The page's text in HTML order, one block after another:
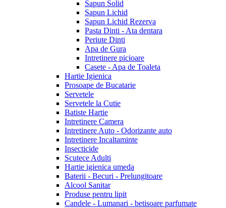
Sapun Solid
Sapun Lichid
Sapun Lichid Rezerva
Pasta Dinti - Ata dentara
Periute Dinti
Apa de Gura
Intretinere picioare
Casete - Apa de Toaleta
Hartie Igienica
Prosoape de Bucatarie
Servetele
Servetele la Cutie
Batiste Hartie
Intretinere Camera
Intretinere Auto - Odorizante auto
Intretinere Incaltaminte
Insecticide
Scutece Adulti
Hartie igienica umeda
Baterii - Becuri - Prelungitoare
Alcool Sanitar
Produse pentru lipit
Candele - Lumanari - betisoare parfumate